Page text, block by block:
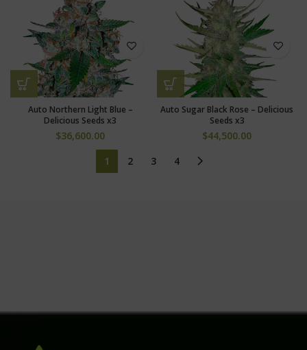
Auto Northern Light Blue –
Delicious Seeds x3
$36,600.00
Auto Sugar Black Rose – Delicious
Seeds x3
$44,500.00
1
2 3 4